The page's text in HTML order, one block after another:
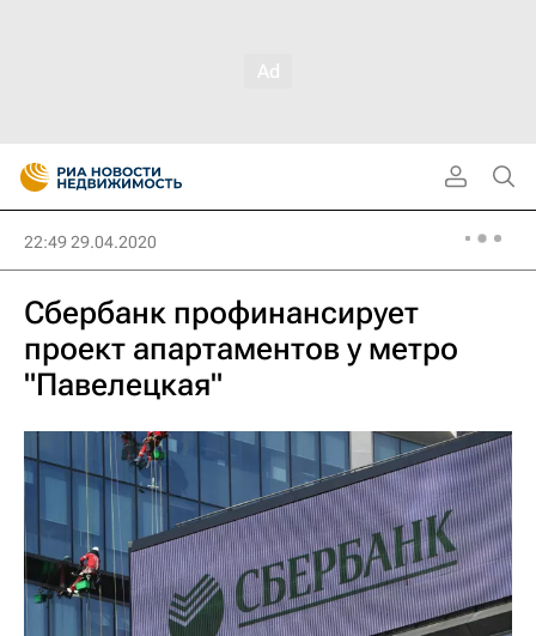
22:49 29.04.2020
Сбербанк профинансирует
проект апартаментов у метро
"Павелецкая"